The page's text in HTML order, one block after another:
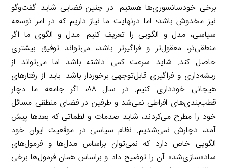
برخی خودسانسوری‌ها هستیم. در چنین فضایی شاید گفت‌وگو
نیز مخدوش باشد؛ اما درنهایت ما نیاز داریم که در امر توسعه
سیاسی، مدل و الگویی را تعریف کنیم. مدل و الگوی ما اگر
منطقی‌تر، معقول‌تر و فراگیرتر باشد، می‌تواند توفیق بیشتری
حاصل کند. شاید سرعت کمی داشته باشد اما می‌تواند از
ریشه‌داری و فراگیری قابل‌توجهی برخوردار باشد. باید از رفتارهای
هیجانی خودداری کنیم. در سال ۸۸، اگر جامعه ما دچار
قطب‌بندی‌های افراطی نمی‌شد و طرفین در فضای منطقی مسائل
خود را مطرح می‌کردند، شاید صدمات و لطماتی که بعدها پیش
آمد، دچارش نمی‌شدیم. نظام سیاسی در موقعیت ایران خود
الگویی خاص دارد که نمی‌توان براساس مدل‌ها و فرمول‌های
ساده‌سازی‌شده آن را توضیح داد و براساس همان فرمول‌ها برخی